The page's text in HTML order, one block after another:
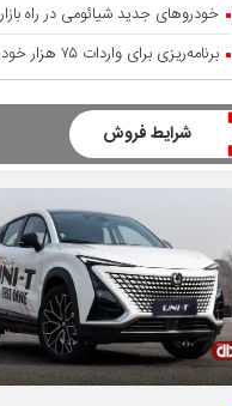
خودروهای جدید شیائومی در راه بازار
برنامه‌ریزی برای واردات ۷۵ هزار خودرو
شرایط فروش